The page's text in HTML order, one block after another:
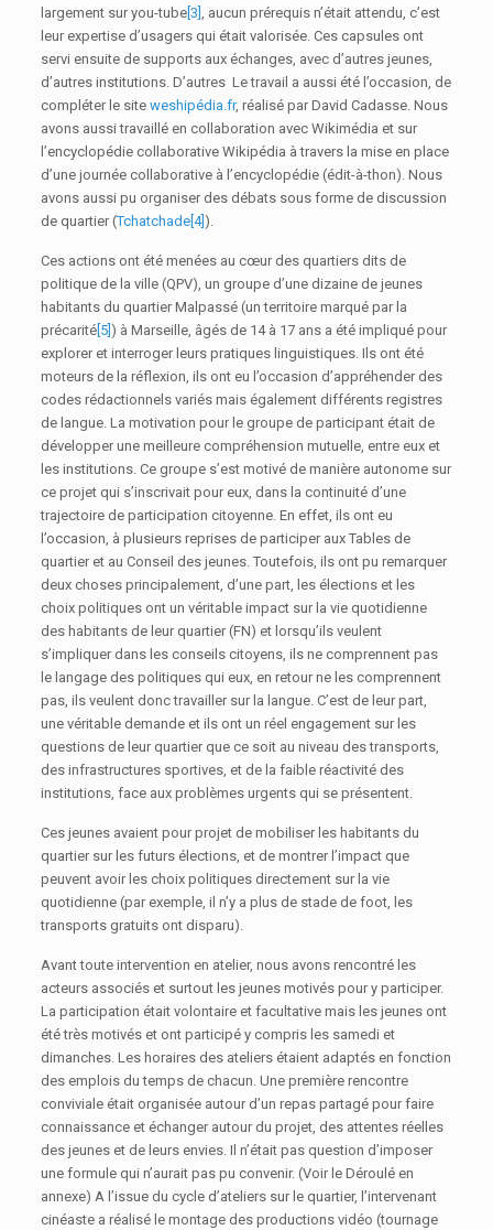
largement sur you-tube [3], aucun prérequis n’était attendu, c’est
leur expertise d’usagers qui était valorisée. Ces capsules ont
servi ensuite de supports aux échanges, avec d’autres jeunes,
d’autres institutions. D’autres Le travail a aussi été l’occasion, de
compléter le site weshipédia.fr, réalisé par David Cadasse. Nous
avons aussi travaillé en collaboration avec Wikimédia et sur
l’encyclopédie collaborative Wikipédia à travers la mise en place
d’une journée collaborative à l’encyclopédie (édit-à-thon). Nous
avons aussi pu organiser des débats sous forme de discussion
de quartier (Tchatchade [4]).
Ces actions ont été menées au cœur des quartiers dits de
politique de la ville (QPV), un groupe d’une dizaine de jeunes
habitants du quartier Malpassé (un territoire marqué par la
précarité [5]) à Marseille, âgés de 14 à 17 ans a été impliqué pour
explorer et interroger leurs pratiques linguistiques. Ils ont été
moteurs de la réflexion, ils ont eu l’occasion d’appréhender des
codes rédactionnels variés mais également différents registres
de langue. La motivation pour le groupe de participant était de
développer une meilleure compréhension mutuelle, entre eux et
les institutions. Ce groupe s’est motivé de manière autonome sur
ce projet qui s’inscrivait pour eux, dans la continuité d’une
trajectoire de participation citoyenne. En effet, ils ont eu
l’occasion, à plusieurs reprises de participer aux Tables de
quartier et au Conseil des jeunes. Toutefois, ils ont pu remarquer
deux choses principalement, d’une part, les élections et les
choix politiques ont un véritable impact sur la vie quotidienne
des habitants de leur quartier (FN) et lorsqu’ils veulent
s’impliquer dans les conseils citoyens, ils ne comprennent pas
le langage des politiques qui eux, en retour ne les comprennent
pas, ils veulent donc travailler sur la langue. C’est de leur part,
une véritable demande et ils ont un réel engagement sur les
questions de leur quartier que ce soit au niveau des transports,
des infrastructures sportives, et de la faible réactivité des
institutions, face aux problèmes urgents qui se présentent.
Ces jeunes avaient pour projet de mobiliser les habitants du
quartier sur les futurs élections, et de montrer l’impact que
peuvent avoir les choix politiques directement sur la vie
quotidienne (par exemple, il n’y a plus de stade de foot, les
transports gratuits ont disparu).
Avant toute intervention en atelier, nous avons rencontré les
acteurs associés et surtout les jeunes motivés pour y participer.
La participation était volontaire et facultative mais les jeunes ont
été très motivés et ont participé y compris les samedi et
dimanches. Les horaires des ateliers étaient adaptés en fonction
des emplois du temps de chacun. Une première rencontre
conviviale était organisée autour d’un repas partagé pour faire
connaissance et échanger autour du projet, des attentes réelles
des jeunes et de leurs envies. Il n’était pas question d’imposer
une formule qui n’aurait pas pu convenir. (Voir le Déroulé en
annexe) A l’issue du cycle d’ateliers sur le quartier, l’intervenant
cinéaste a réalisé le montage des productions vidéo (tournage